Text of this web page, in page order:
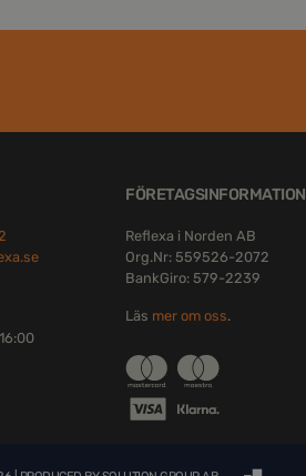
FÖRETAGSINFORMATION
Reflexa i Norden AB
Org.Nr: 559526-2072
BankGiro: 579-2239
Läs mer om oss.